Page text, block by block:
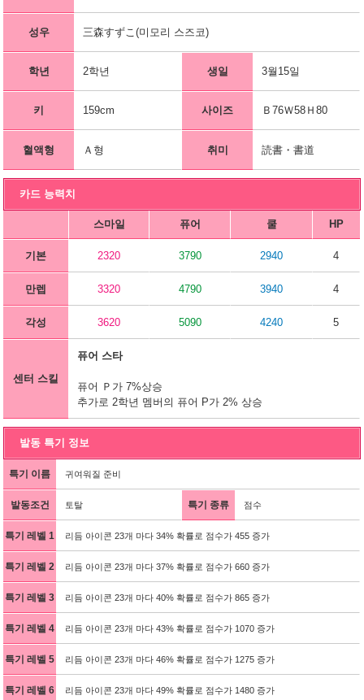
성우 三森すずこ(미모리 스즈코)
학년 2학년 생일 3월15일
키 159cm 사이즈 Ｂ76Ｗ58Ｈ80
혈액형 Ａ형 취미 読書・書道
카드 능력치
스마일 퓨어 쿨 HP
기본 2320 3790 2940 4
만렙 3320 4790 3940 4
각성 3620 5090 4240 5
센터 스킬
퓨어 스타
퓨어 Ｐ가 7%상승
추가로 2학년 멤버의 퓨어 P가 2% 상승
발동 특기 정보
특기 이름 귀여워질 준비
발동조건 토탈 특기 종류 점수
특기 레벨 1 리듬 아이콘 23개 마다 34% 확률로 점수가 455 증가
특기 레벨 2 리듬 아이콘 23개 마다 37% 확률로 점수가 660 증가
특기 레벨 3 리듬 아이콘 23개 마다 40% 확률로 점수가 865 증가
특기 레벨 4 리듬 아이콘 23개 마다 43% 확률로 점수가 1070 증가
특기 레벨 5 리듬 아이콘 23개 마다 46% 확률로 점수가 1275 증가
특기 레벨 6 리듬 아이콘 23개 마다 49% 확률로 점수가 1480 증가